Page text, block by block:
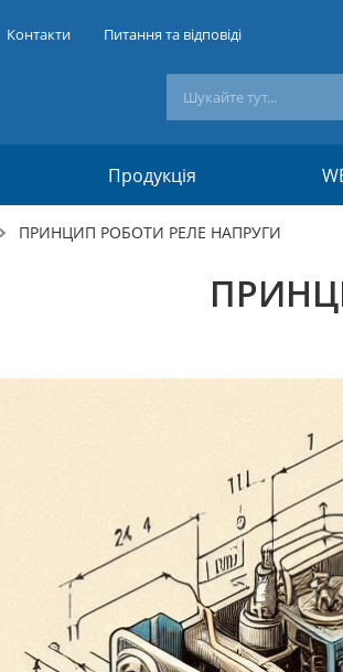
Контакти Питання та відповіді
Продукція
ПРИНЦИП РОБОТИ РЕЛЕ НАПРУГИ